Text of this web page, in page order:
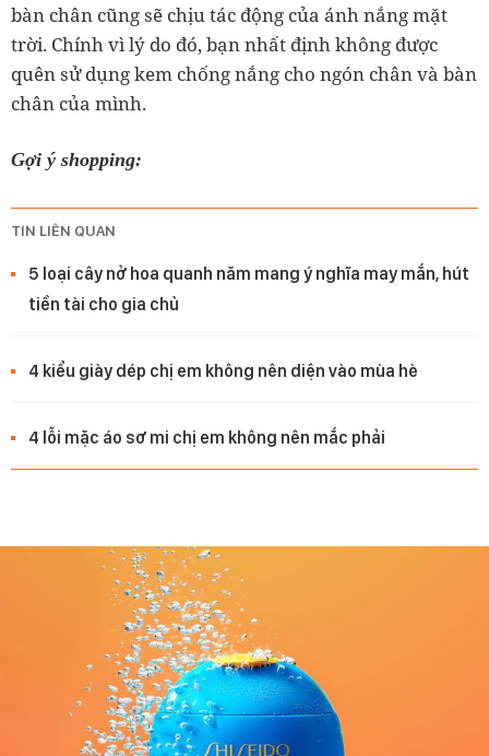
bàn chân cũng sẽ chịu tác động của ánh nắng mặt
trời. Chính vì lý do đó, bạn nhất định không được
quên sử dụng kem chống nắng cho ngón chân và bàn
chân của mình.
Gợi ý shopping:
TIN LIÊN QUAN
5 loại cây nở hoa quanh năm mang ý nghĩa may mắn, hút
tiền tài cho gia chủ
4 kiểu giày dép chị em không nên diện vào mùa hè
4 lỗi mặc áo sơ mi chị em không nên mắc phải